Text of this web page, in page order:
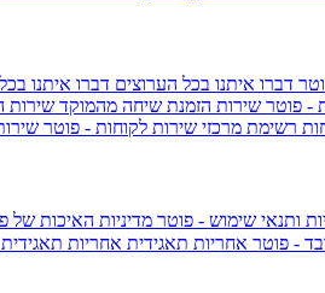
דברו איתנו בכל הערוצים דברו איתנו
- פוטר שירות הזמנת שיחה מהמוקד שירות
רשימת מרכזי שירות לקוחות - פוטר
ותנאי שימוש - פוטר מדיניות האיכות של
- פוטר אחריות תאגידית אחריות